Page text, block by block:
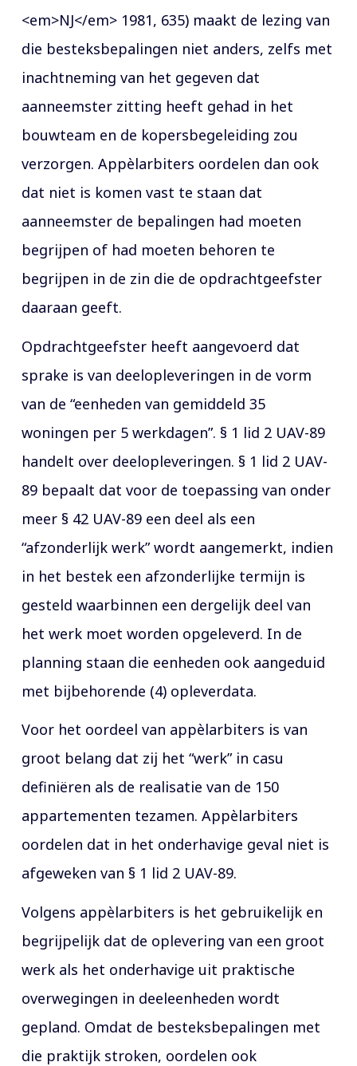
<em>NJ</em> 1981, 635) maakt de lezing van
die besteksbepalingen niet anders, zelfs met
inachtneming van het gegeven dat
aanneemster zitting heeft gehad in het
bouwteam en de kopersbegeleiding zou
verzorgen. Appèlarbiters oordelen dan ook
dat niet is komen vast te staan dat
aanneemster de bepalingen had moeten
begrijpen of had moeten behoren te
begrijpen in de zin die de opdrachtgeefster
daaraan geeft.
Opdrachtgeefster heeft aangevoerd dat
sprake is van deelopleveringen in de vorm
van de “eenheden van gemiddeld 35
woningen per 5 werkdagen”. § 1 lid 2 UAV-89
handelt over deelopleveringen. § 1 lid 2 UAV-
89 bepaalt dat voor de toepassing van onder
meer § 42 UAV-89 een deel als een
“afzonderlijk werk” wordt aangemerkt, indien
in het bestek een afzonderlijke termijn is
gesteld waarbinnen een dergelijk deel van
het werk moet worden opgeleverd. In de
planning staan die eenheden ook aangeduid
met bijbehorende (4) opleverdata.
Voor het oordeel van appèlarbiters is van
groot belang dat zij het “werk” in casu
definiëren als de realisatie van de 150
appartementen tezamen. Appèlarbiters
oordelen dat in het onderhavige geval niet is
afgeweken van § 1 lid 2 UAV-89.
Volgens appèlarbiters is het gebruikelijk en
begrijpelijk dat de oplevering van een groot
werk als het onderhavige uit praktische
overwegingen in deeleenheden wordt
gepland. Omdat de besteksbepalingen met
die praktijk stroken, oordelen ook